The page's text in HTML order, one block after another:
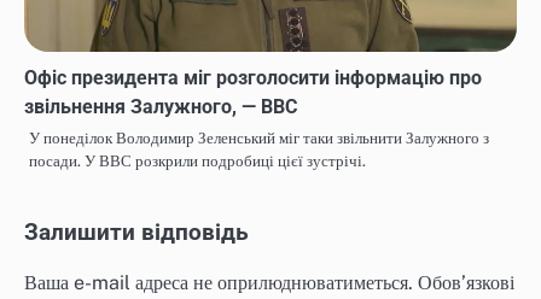
Офіс президента міг розголосити інформацію про
звільнення Залужного, — ВВС
У понеділок Володимир Зеленський міг таки звільнити Залужного з
посади. У ВВС розкрили подробиці цієї зустрічі.
Залишити відповідь
Ваша e-mail адреса не оприлюднюватиметься. Обов’язкові